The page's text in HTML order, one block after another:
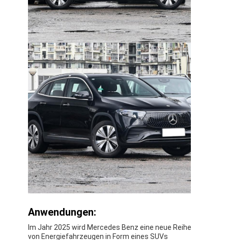
Anwendungen:
Im Jahr 2025 wird Mercedes Benz eine neue Reihe
von Energiefahrzeugen in Form eines SUVs